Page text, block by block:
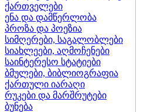
ქართველები
ენა და დამწერლობა
პროზა და პოეზია
სიმღერები, საგალობლები
სიახლეები, აღმოჩენები
საინტერესო სტატიები
ბმულები, ბიბლიოგრაფია
ქართული იარაღი
რუკები და მარშრუტები
ბუნება